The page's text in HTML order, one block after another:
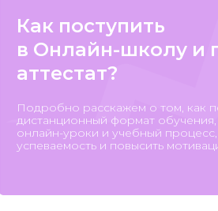
Как поступить
в Онлайн-школу и
аттестат?
Подробно расскажем о том, как
дистанционный формат
онлайн-уроки и учебный
успеваемость и повысить